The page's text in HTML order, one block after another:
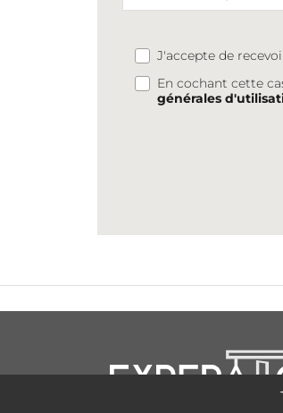
J'accepte de
En cochant cette
générales